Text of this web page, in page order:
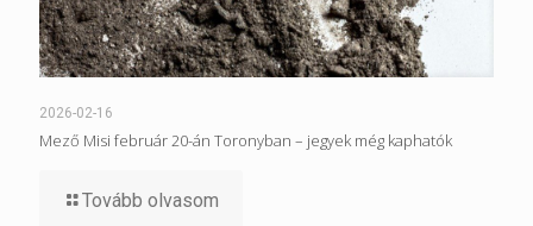
2026-02-16
Mező Misi február 20-án Toronyban – jegyek még kaphatók
Tovább olvasom